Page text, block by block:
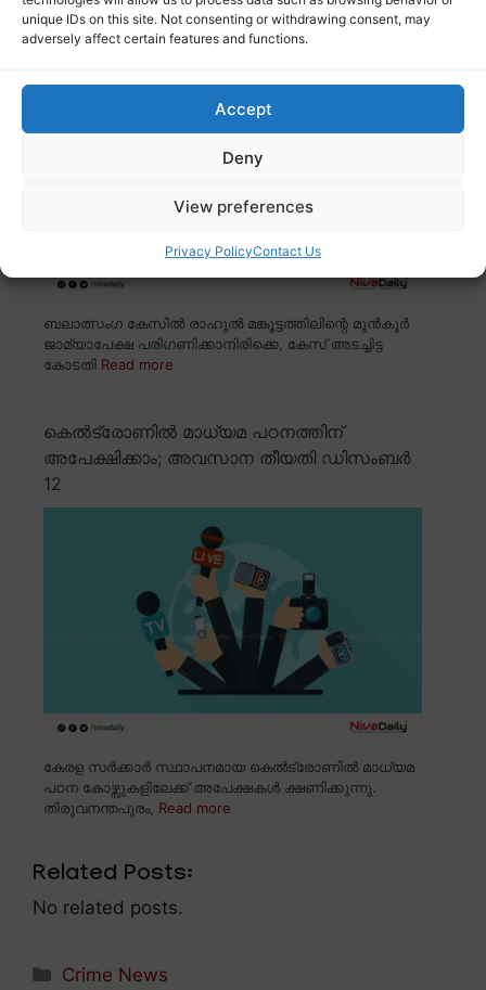
unique IDs on this site. Not consenting or withdrawing consent, may
adversely affect certain features and functions.
Accept
Deny
View preferences
Privacy PolicyContact Us
ജാമ്യാപേക്ഷ; അടച്ചിട്ട കോടതിയിൽ വാദം
കേൾക്കണമെന്ന് അതിജീവിത
ബലാത്സംഗ കേസിൽ രാഹുൽ മങ്കൂട്ടത്തിലിന്റെ മുൻകൂർ
ജാമ്യാപേക്ഷ പരിഗണിക്കാനിരിക്കെ, കേസ് അടച്ചിട്ട
കോടതി Read more
കെൽട്രോണിൽ മാധ്യമ പഠനത്തിന്
അപേക്ഷിക്കാം; അവസാന തീയതി ഡിസംബർ
12
കേരള സർക്കാർ സ്ഥാപനമായ കെൽട്രോണിൽ മാധ്യമ
പഠന കോഴ്സുകളിലേക്ക് അപേക്ഷകൾ ക്ഷണിക്കുന്നു.
തിരുവനന്തപുരം, Read more
Related Posts:
No related posts.
Categories
Crime News